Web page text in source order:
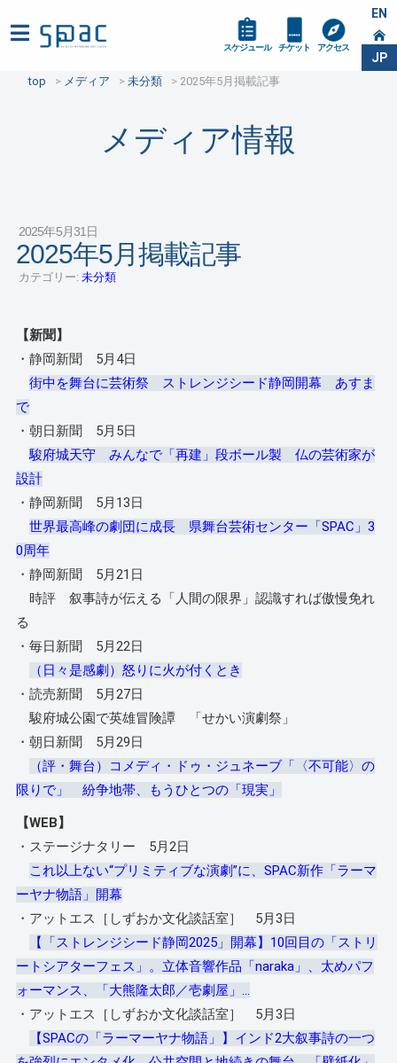
EN
JP
スケジュール チケット アクセス
top メディア 未分類 2025年5月掲載記事
メディア情報
2025年5月31日
2025年5月掲載記事
カテゴリー: 未分類
【新聞】
・静岡新聞 5月4日
街中を舞台に芸術祭 ストレンジシード静岡開幕 あすま
で
・朝日新聞 5月5日
駿府城天守 みんなで「再建」段ボール製 仏の芸術家が
設計
・静岡新聞 5月13日
世界最高峰の劇団に成長 県舞台芸術センター「SPAC」3
0周年
・静岡新聞 5月21日
時評 叙事詩が伝える「人間の限界」認識すれば傲慢免れ
る
・毎日新聞 5月22日
（日々是感劇）怒りに火が付くとき
・読売新聞 5月27日
駿府城公園で英雄冒険譚 「せかい演劇祭」
・朝日新聞 5月29日
（評・舞台）コメディ・ドゥ・ジュネーブ「〈不可能〉の
限りで」 紛争地帯、もうひとつの「現実」
【WEB】
・ステージナタリー 5月2日
これ以上ない“プリミティブな演劇”に、SPAC新作「ラーマ
ーヤナ物語」開幕
・アットエス［しずおか文化談話室］ 5月3日
【「ストレンジシード静岡2025」開幕】10回目の「ストリ
ートシアターフェス」。立体音響作品「naraka」、太めパフ
ォーマンス、「大熊隆太郎／壱劇屋」…
・アットエス［しずおか文化談話室］ 5月3日
【SPACの「ラーマーヤナ物語」】インド2大叙事詩の一つ